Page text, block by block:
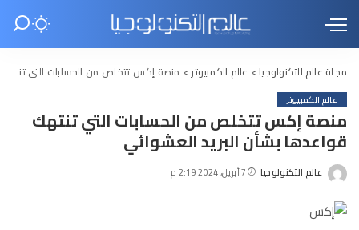
مجلة عالم التكنولوجيا> عالم الكمبيوتر > منصة إكس تتخلص من الحسابات التي تنتهك قواعدها بشأن البريد العشوائي
عالم الكمبيوتر
منصة إكس تتخلص من الحسابات التي تنتهك
قواعدها بشأن البريد العشوائي
Posted
عالم التكنولوجيا 7 أبريل، 2024 2:19 م